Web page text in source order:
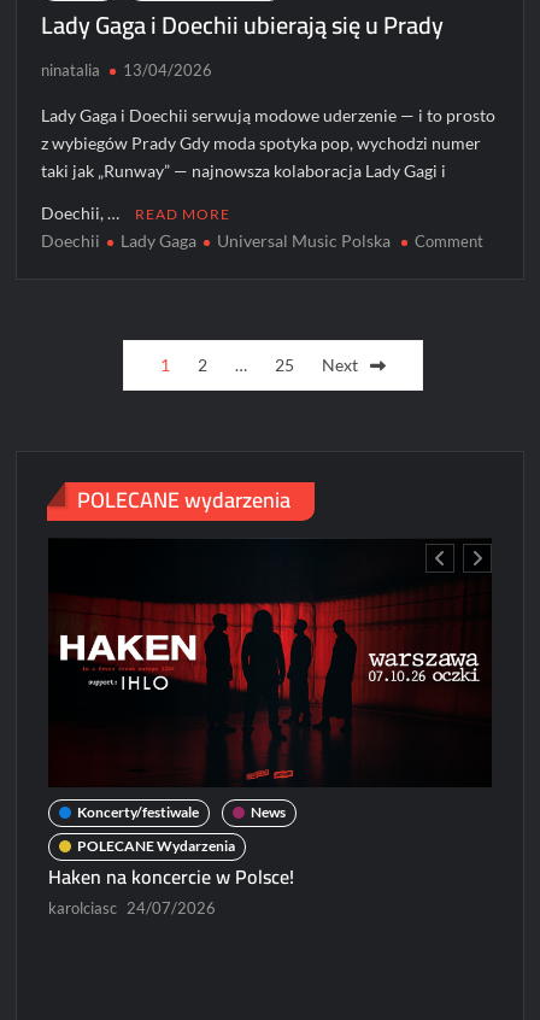
Lady Gaga i Doechii ubierają się u Prady
ninatalia 13/04/2026
Lady Gaga i Doechii serwują modowe uderzenie — i to prosto
z wybiegów Prady Gdy moda spotyka pop, wychodzi numer
taki jak „Runway” — najnowsza kolaboracja Lady Gagi i
Doechii, … READ MORE
Doechii Lady Gaga Universal Music Polska Commenton
pagination
1 2 … 25 Next
POLECANE wydarzenia
Koncerty/festiwale
News
POLECANE Wydarzenia
Haken na koncercie w Polsce!
karolciasc 24/07/2026